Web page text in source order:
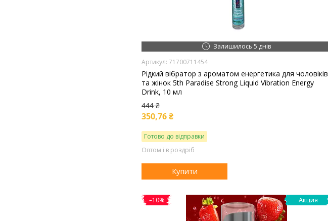
Залишилось 5 днів
71700711454
Рідкий вібратор з ароматом енергетика для чоловіків
та жінок 5th Paradise Strong Liquid Vibration Energy
Drink, 10 мл
444 ₴
350,76 ₴
Готово до відправки
Оптом і в роздріб
Купити
–10% Акция